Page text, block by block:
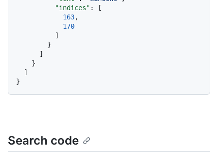
"indices" :
[
163,
170
]
}
]
}
]
}
Search code